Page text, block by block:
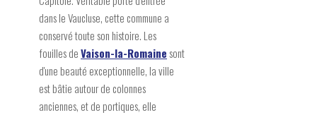
dans le Vaucluse, cette commune a
conservé toute son histoire. Les
fouilles deVaison-la-Romaine sont
d'une beauté exceptionnelle, la ville
est bâtie autour de colonnes
anciennes, et de portiques, elle